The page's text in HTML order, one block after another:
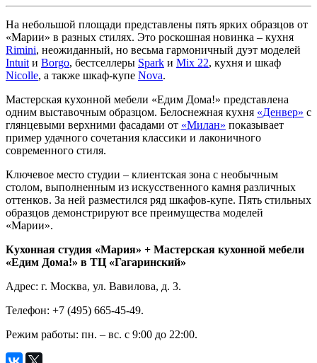
На небольшой площади представлены пять ярких образцов от
«Марии» в разных стилях. Это роскошная новинка – кухня
Rimini, неожиданный, но весьма гармоничный дуэт моделей
Intuit и Borgo, бестселлеры Spark и Mix 22, кухня и шкаф
Nicolle, а также шкаф-купе Nova.
Мастерская кухонной мебели «Едим Дома!» представлена
одним выставочным образцом. Белоснежная кухня «Денвер» с
глянцевыми верхними фасадами от «Милан» показывает
пример удачного сочетания классики и лаконичного
современного стиля.
Ключевое место студии – клиентская зона с необычным
столом, выполненным из искусственного камня различных
оттенков. За ней разместился ряд шкафов-купе. Пять стильных
образцов демонстрируют все преимущества моделей
«Марии».
Кухонная студия «Мария» + Мастерская кухонной мебели
«Едим Дома!» в ТЦ «Гагаринский»
Адрес: г. Москва, ул. Вавилова, д. 3.
Телефон: +7 (495) 665-45-49.
Режим работы: пн. – вс. с 9:00 до 22:00.